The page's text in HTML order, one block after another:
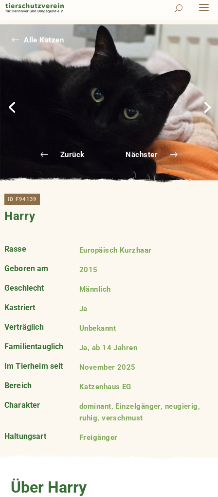
Zurück Nächster
# Alle Katzen
ID F94139
Harry
Rasse Europäisch Kurzhaar
Geboren am 2015
Geschlecht Männlich
Kastriert Ja
Verträglich Unbekannt
Familientauglich Ja, ab 14 Jahren
Im Tierheim seit November 2025
Bereich Katzenhaus EG
Charakter
dominant, Einzelgänger, neugierig,
ruhig, verschmust
Haltungsart Freigänger
Über Harry